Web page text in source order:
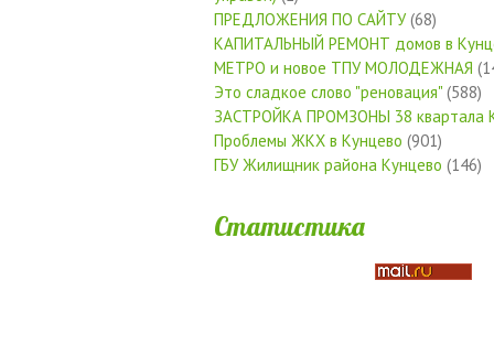
ПРЕДЛОЖЕНИЯ ПО САЙТУ(68)
КАПИТАЛЬНЫЙ РЕМОНТ домов в
МЕТРО и новое ТПУ МОЛОДЕЖНАЯ
Это сладкое слово "реновация" (588)
ЗАСТРОЙКА ПРОМЗОНЫ 38 квартала
Проблемы ЖКХ в Кунцево (901)
ГБУ Жилищник района Кунцево (146)
Статистика